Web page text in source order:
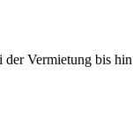
Vermietung bis